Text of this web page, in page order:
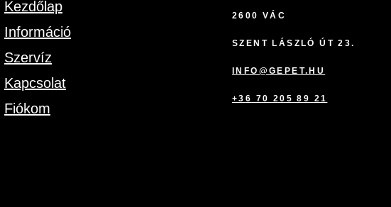
Kezdőlap
Információ
Szervíz
Kapcsolat
Fiókom
2600 VÁC
SZENT LÁSZLÓ ÚT 23.
INFO@GEPET.HU
+36 70 205 89 21